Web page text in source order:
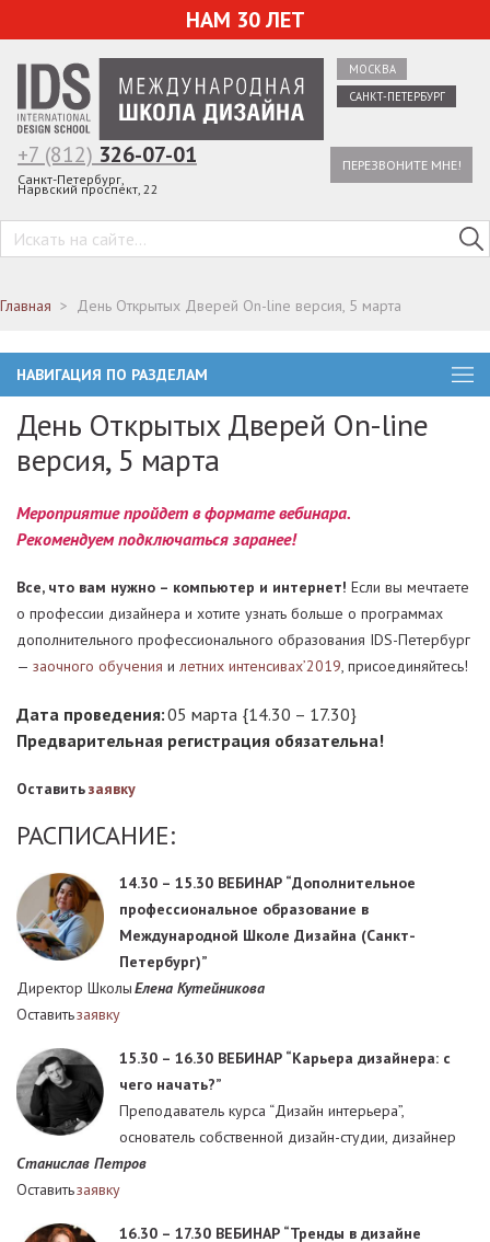
НАМ 30 ЛЕТ
МОСКВА
САНКТ-ПЕТЕРБУРГ
ПЕРЕЗВОНИТЕ МНЕ!
+7 (812) 326-07-01
Санкт-Петербург,
Нарвский проспект, 22
Главная День Открытых Дверей On-line версия, 5 марта
НАВИГАЦИЯ ПО РАЗДЕЛАМ
День Открытых Дверей On-line
версия, 5 марта
Мероприятие пройдет в формате вебинара.
Рекомендуем подключаться заранее!
Все, что вам нужно – компьютер и интернет! Если вы мечтаете
о профессии дизайнера и хотите узнать больше о программах
дополнительного профессионального образования IDS-Петербург
— заочного обучения и летних интенсивах’2019, присоединяйтесь!
Дата проведения:05 марта {14.30 – 17.30}
Предварительная регистрация обязательна!
Оставитьзаявку
РАСПИСАНИЕ:
14.30 – 15.30 ВЕБИНАР “Дополнительное
профессиональное образование в
Международной Школе Дизайна (Санкт-
Петербург)”
Директор ШколыЕлена Кутейникова
Оставитьзаявку
15.30 – 16.30 ВЕБИНАР “Карьера дизайнера: с
чего начать?”
Преподаватель курса “Дизайн интерьера”,
основатель собственной дизайн-студии, дизайнер
Станислав Петров
Оставитьзаявку
16.30 – 17.30 ВЕБИНАР “Тренды в дизайне